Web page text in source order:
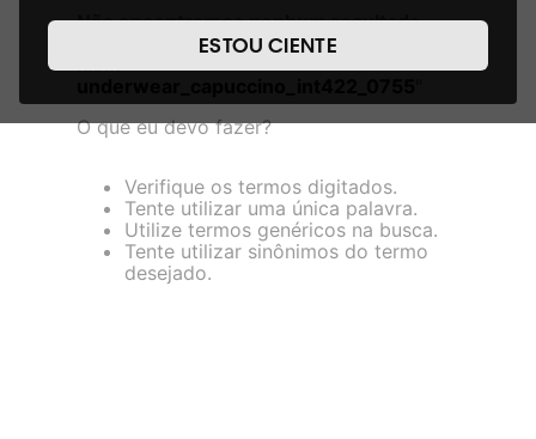
de cookies, informaremos quais cookies usaremos e quais
suas funções. A forma como processamos os dados
nosso Aviso de Privacidade. Quando você visita nosso site,
consideraremos isso como sua solicitação específica para
entre outros, a capacidade de comprar um item em nossa
loja virtual. Para maiores informações sobre o nosso aviso de
Cookies acesse o link.
ESTOU CIENTE
Não encontramos nenhum resultado
sutia-push-up-soft-lace-calvin-
klein-
O que eu devo fazer?
Verifique os termos digitados.
Tente utilizar uma única palavra.
Utilize termos genéricos na busca.
Tente utilizar sinônimos do termo
desejado.